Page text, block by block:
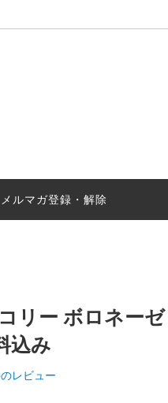
ドレッ
メルマガ登録・解除
リー ボロネー
込み
レビュー